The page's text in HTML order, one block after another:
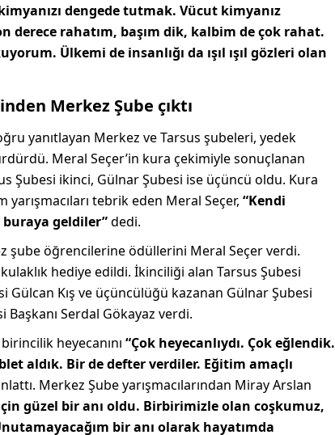
dengede tutmak. Vücut kimyanız
derece rahatım, başım dik, kalbim de çok rahat.
Ülkemi de insanlığı da ışıl ışıl gözleri olan
Merkez Şube çıktı
yanıtlayan Merkez ve Tarsus şubeleri, yedek
Meral Seçer’in kura çekimiyle sonuçlanan
Şubesi ikinci, Gülnar Şubesi ise üçüncü oldu. Kura
tebrik eden Meral Seçer, “Kendi
geldiler”dedi.
öğrencilerine ödüllerini Meral Seçer verdi.
hediye edildi. İkinciliği alan Tarsus Şubesi
Kış ve üçüncülüğü kazanan Gülnar Şubesi
Serdal Gökayaz verdi.
heyecanını “Çok heyecanlıydı. Çok eğlendik.
aldık. Bir de defter verdiler. Eğitim amaçlı
Merkez Şube yarışmacılarından Miray Arslan
güzel bir anı oldu. Birbirimizle olan coşkumuz,
bir anı olarak hayatımda